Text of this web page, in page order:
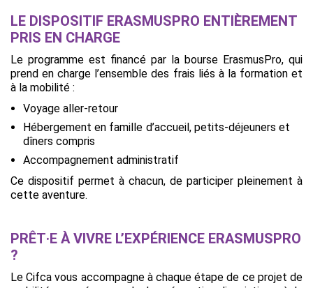
LE DISPOSITIF ERASMUSPRO ENTIÈREMENT
PRIS EN CHARGE
Le programme est financé par la bourse ErasmusPro, qui
prend en charge l’ensemble des frais liés à la formation et
à la mobilité :
Voyage aller-retour
Hébergement en famille d’accueil, petits-déjeuners et
dîners compris
Accompagnement administratif
Ce dispositif permet à chacun, de participer pleinement à
cette aventure.
PRÊT·E À VIVRE L’EXPÉRIENCE ERASMUSPRO
?
Le Cifca vous accompagne à chaque étape de ce projet de